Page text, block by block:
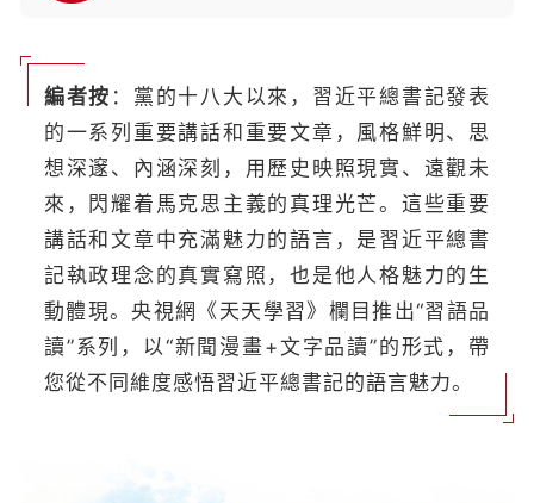
編者按 ：黨的十八大以來，習近平總書記發表
的一系列重要講話和重要文章，風格鮮明、思
想深邃、內涵深刻，用歷史映照現實、遠觀未
來，閃耀着馬克思主義的真理光芒。這些重要
講話和文章中充滿魅力的語言，是習近平總書
記執政理念的真實寫照，也是他人格魅力的生
動體現。央視網《天天學習》欄目推出“習語品
讀”系列，以“新聞漫畫+文字品讀”的形式，帶
您從不同維度感悟習近平總書記的語言魅力。